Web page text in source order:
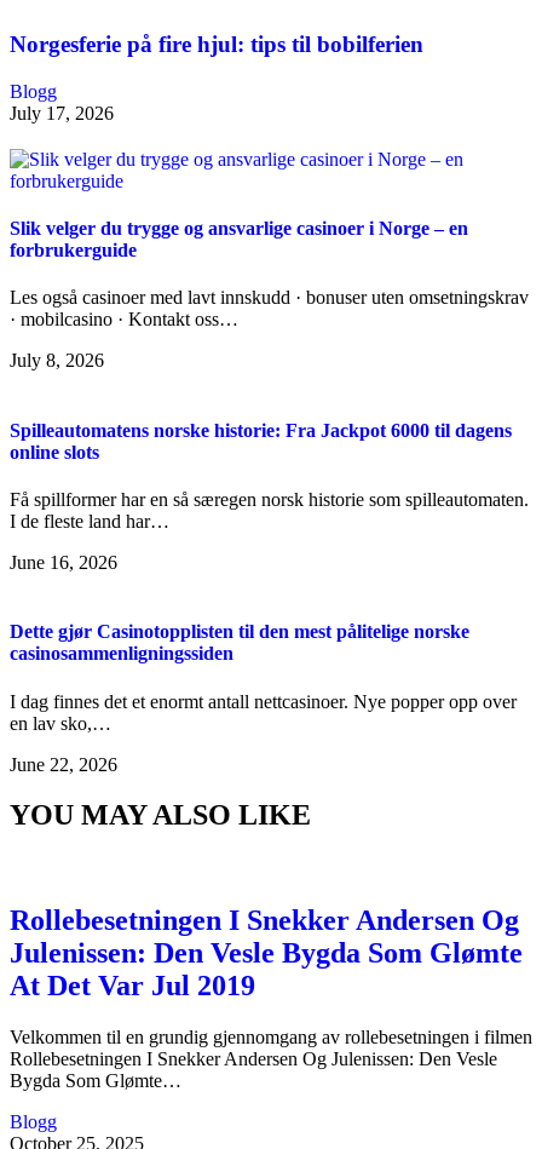
Norgesferie på fire hjul: tips til bobilferien
Blogg
July 17, 2026
Slik velger du trygge og ansvarlige casinoer i Norge – en
forbrukerguide
Les også casinoer med lavt innskudd · bonuser uten omsetningskrav
· mobilcasino · Kontakt oss…
July 8, 2026
Spilleautomatens norske historie: Fra Jackpot 6000 til dagens
online slots
Få spillformer har en så særegen norsk historie som spilleautomaten.
I de fleste land har…
June 16, 2026
Dette gjør Casinotopplisten til den mest pålitelige norske
casinosammenligningssiden
I dag finnes det et enormt antall nettcasinoer. Nye popper opp over
en lav sko,…
June 22, 2026
YOU MAY ALSO LIKE
Rollebesetningen I Snekker Andersen Og
Julenissen: Den Vesle Bygda Som Glømte
At Det Var Jul 2019
Velkommen til en grundig gjennomgang av rollebesetningen i filmen
Rollebesetningen I Snekker Andersen Og Julenissen: Den Vesle
Bygda Som Glømte…
Blogg
October 25, 2025